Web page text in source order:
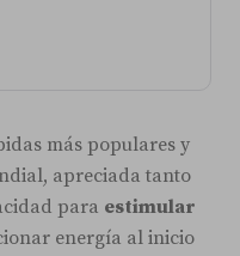
más populares y
apreciada tanto
para estimular
energía al inicio